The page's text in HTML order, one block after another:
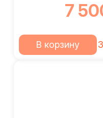
7
В корзину